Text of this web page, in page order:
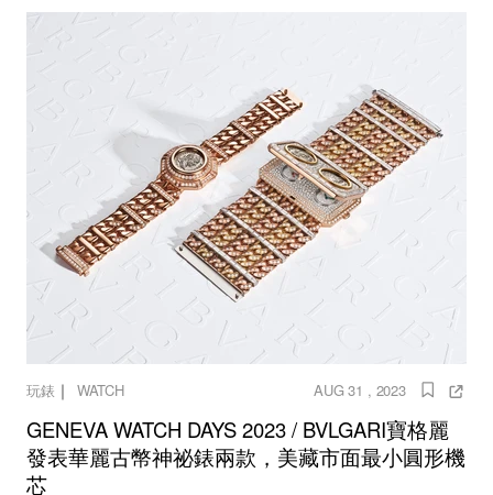
玩錶 ｜ WATCH AUG 31 , 2023
GENEVA WATCH DAYS 2023 / BVLGARI寶格麗
發表華麗古幣神祕錶兩款，美藏市面最小圓形機
芯